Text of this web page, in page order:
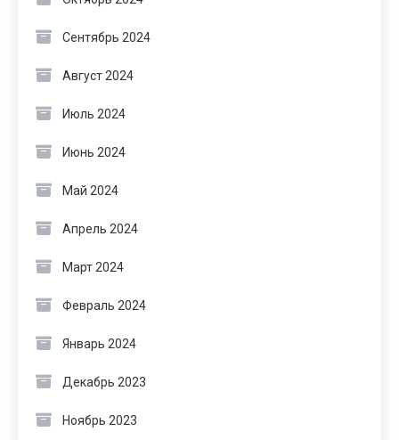
Сентябрь 2024
Август 2024
Июль 2024
Июнь 2024
Май 2024
Апрель 2024
Март 2024
Февраль 2024
Январь 2024
Декабрь 2023
Ноябрь 2023